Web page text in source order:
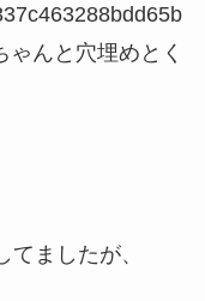
ゃんと穴埋めとく
ましたが、